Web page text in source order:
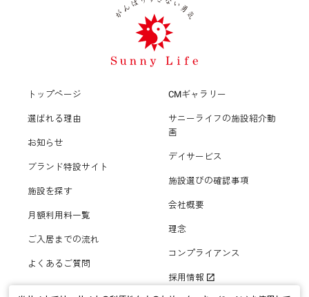
トップページ
選ばれる理由
お知らせ
ブランド特設サイト
施設を探す
月額利用料一覧
ご入居までの流れ
よくあるご質問
CMギャラリー
サニーライフの施設紹介動
画
デイサービス
施設選びの確認事項
会社概要
理念
コンプライアンス
採用情報